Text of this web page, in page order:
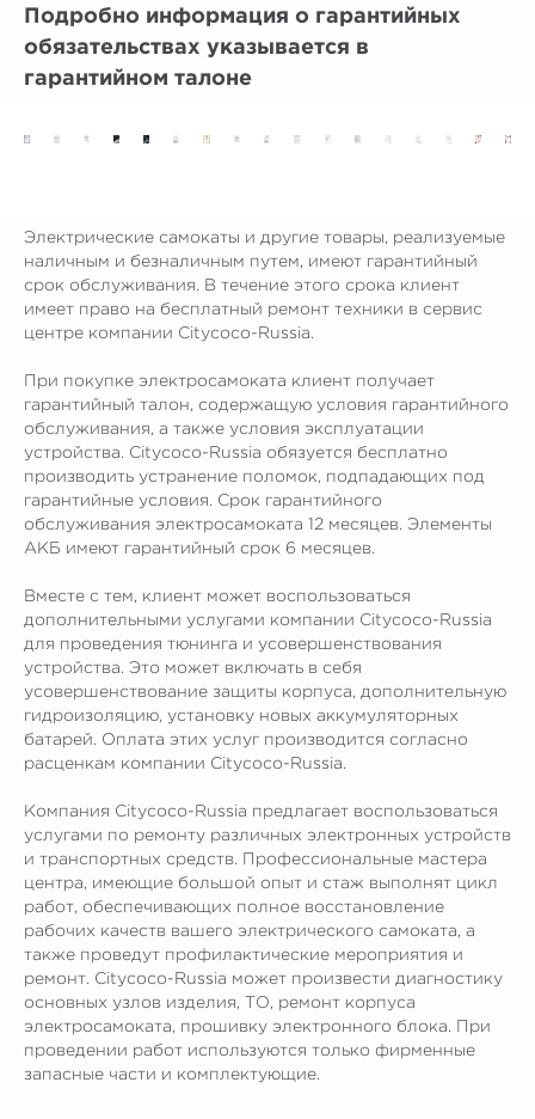
Подробно информация о гарантийных
обязательствах указывается в
гарантийном талоне
Электрические самокаты и другие товары, реализуемые
наличным и безналичным путем, имеют гарантийный
срок обслуживания. В течение этого срока клиент
имеет право на бесплатный ремонт техники в сервис
центре компании Citycoco-Russia.
При покупке электросамоката клиент получает
гарантийный талон, содержащую условия гарантийного
обслуживания, а также условия эксплуатации
устройства. Citycoco-Russia обязуется бесплатно
производить устранение поломок, подпадающих под
гарантийные условия. Срок гарантийного
обслуживания электросамоката 12 месяцев. Элементы
АКБ имеют гарантийный срок 6 месяцев.
Вместе с тем, клиент может воспользоваться
дополнительными услугами компании Citycoco-Russia
для проведения тюнинга и усовершенствования
устройства. Это может включать в себя
усовершенствование защиты корпуса, дополнительную
гидроизоляцию, установку новых аккумуляторных
батарей. Оплата этих услуг производится согласно
расценкам компании Citycoco-Russia.
Компания Citycoco-Russia предлагает воспользоваться
услугами по ремонту различных электронных устройств
и транспортных средств. Профессиональные мастера
центра, имеющие большой опыт и стаж выполнят цикл
работ, обеспечивающих полное восстановление
рабочих качеств вашего электрического самоката, а
также проведут профилактические мероприятия и
ремонт. Citycoco-Russia может произвести диагностику
основных узлов изделия, ТО, ремонт корпуса
электросамоката, прошивку электронного блока. При
проведении работ используются только фирменные
запасные части и комплектующие.
Главная
Оплата
Возврат
Контакты
Электроскутеры
Электромотоциклы
Электросамокаты
Электровелосипеды
Электроквадроциклы
Электромотоциклы
прочие товары
+ 7 (495) 320-95-25
Официальный поставщик всех
брендов электротранспорта
Гарантия